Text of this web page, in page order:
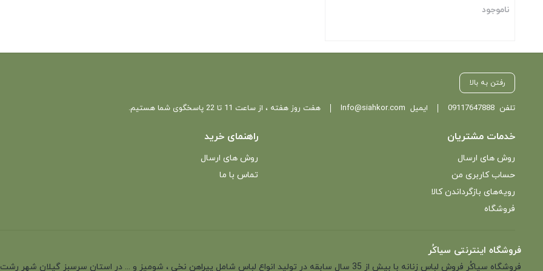
ناموجود
رفتن به بالا
تلفن09117647888 ایمیل Info@siahkor.com هفت روز هفته ، از ساعت 11 تا 22 پاسخگوی شما هستیم.
خدمات مشتریان
روش های ارسال
حساب کاربری من
رویه‌های بازگرداندن کالا
فروشگاه
راهنمای خرید
روش های ارسال
تماس با ما
فروشگاه اینترنتی سیاکُر
فروشگاه سیاکُر فروش لباس زنانه با بیش از 35 سال سابقه در تولید انواع لباس شامل پیراهن نخی ، شومیز و ... در استان